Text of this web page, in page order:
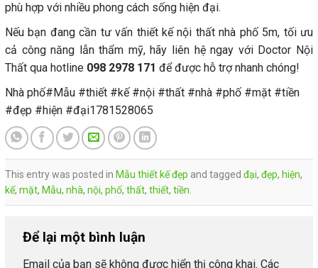
phù hợp với nhiều phong cách sống hiện đại.
Nếu bạn đang cần tư vấn thiết kế nội thất nhà phố 5m, tối ưu
cả công năng lẫn thẩm mỹ, hãy liên hệ ngay với Doctor Nội
Thất qua hotline 098 2978 171 để được hỗ trợ nhanh chóng!
Nhà phố#Mẫu #thiết #kế #nội #thất #nhà #phố #mặt #tiền
#đẹp #hiện #đại1781528065
This entry was posted in Mẫu thiết kế đẹp and tagged đại, đẹp, hiện,
kế, mặt, Mẫu, nhà, nội, phố, thất, thiết, tiền.
Để lại một bình luận
Email của bạn sẽ không được hiển thị công khai. Các